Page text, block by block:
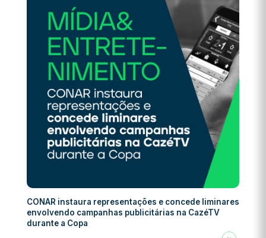
CONAR instaura representações e concede liminares
envolvendo campanhas publicitárias na CazéTV
durante a Copa